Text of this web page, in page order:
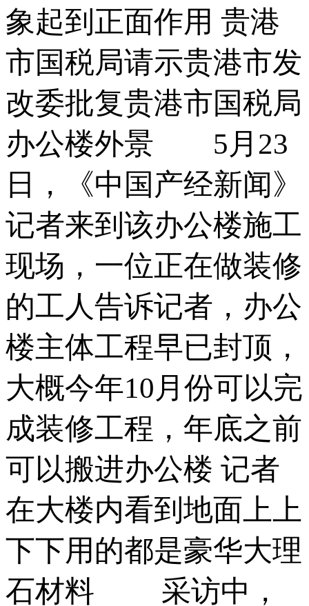
象起到正面作用 贵港
市国税局请示贵港市发
改委批复贵港市国税局
办公楼外景 5月23
日，《中国产经新闻》
记者来到该办公楼施工
现场，一位正在做装修
的工人告诉记者，办公
楼主体工程早已封顶，
大概今年10月份可以完
成装修工程，年底之前
可以搬进办公楼 记者
在大楼内看到地面上上
下下用的都是豪华大理
石材料 采访中，